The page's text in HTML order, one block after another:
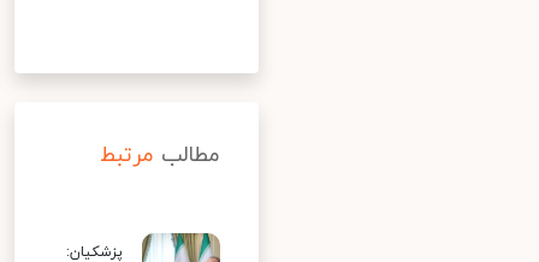
مطالب مرتبط
پزشکیان: